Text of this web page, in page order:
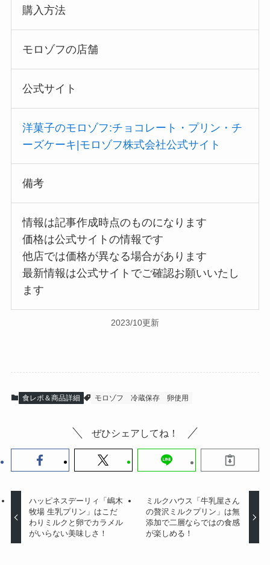
購入方法
モロゾフの店舗
公式サイト
洋菓子のモロゾフ:チョコレート・プリン・チ
ーズケーキ|モロゾフ株式会社公式サイト
備考
情報は記事作成時点のものになります
価格は公式サイトの情報です
他店では価格が異なる場合があります
最新情報は公式サイトでご確認お願いいたし
ます
2023/10更新
食レポ＆商品詳細 モロゾフ 冷蔵保存 卵使用
ぜひシェアしてね！
ハッピネスデーリィ「嶋木
牧場 生乳プリン」はこだ
わりミルクと卵でカラメル
がいらない美味しさ！
ミルクハウス「牛乳屋さん
の贅沢ミルクプリン」は無
添加で二層ならではの食感
が楽しめる！